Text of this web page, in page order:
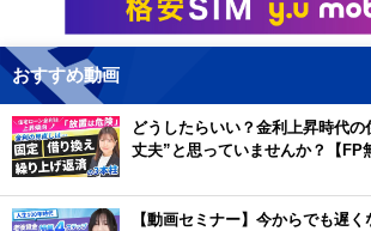
おすすめ動画
どうしたらいい？金利上昇時代
丈夫”と思っていませんか？【FP
【動画セミナー】今からでも遅